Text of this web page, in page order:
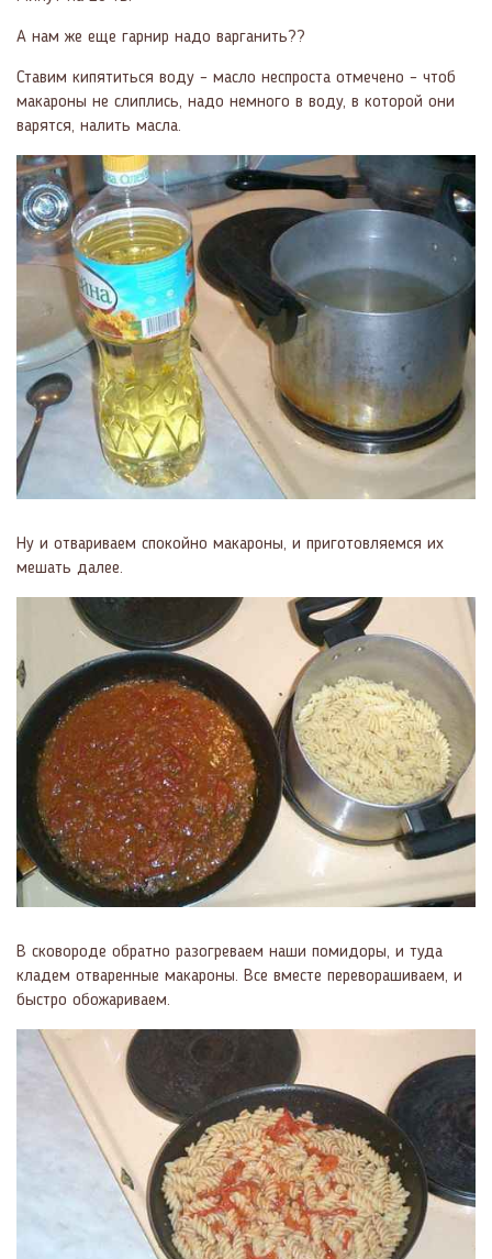
А нам же еще гарнир надо варганить??
Ставим кипятиться воду – масло неспроста отмечено – чтоб
макароны не слиплись, надо немного в воду, в которой они
варятся, налить масла.
Ну и отвариваем спокойно макароны, и приготовляемся их
мешать далее.
В сковороде обратно разогреваем наши помидоры, и туда
кладем отваренные макароны. Все вместе переворашиваем, и
быстро обожариваем.